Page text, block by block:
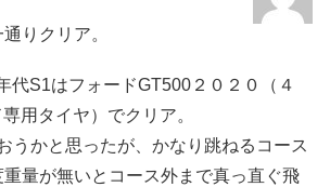
りクリア。
代S1はフォードGT500２０２０（４
用タイヤ）でクリア。
うかと思ったが、かなり跳ねるコース
量が無いとコース外まで真っ直ぐ飛